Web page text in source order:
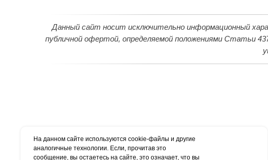
На данном сайте используются cookie-файлы и другие
аналогичные технологии. Если, прочитав это
сообщение, вы остаетесь на сайте, это означает, что вы
Данный сайт носит исключительно информационный
публичной офертой, определяемой положениями Статьи